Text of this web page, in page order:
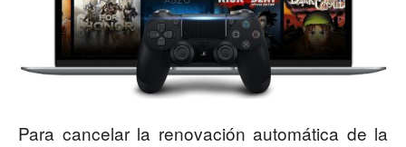
Para cancelar la renovación automática de la